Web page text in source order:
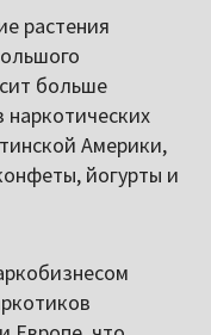
растения
больше
Америки,
йогурты и